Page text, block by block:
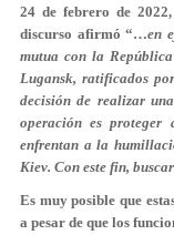
24 de febrero de
discurso afirmó “…en
mutua con la
Lugansk, ratificados
decisión de realizar
operación es proteger
enfrentan a la
Kiev. Con este fin,
Es muy posible que
a pesar de que los